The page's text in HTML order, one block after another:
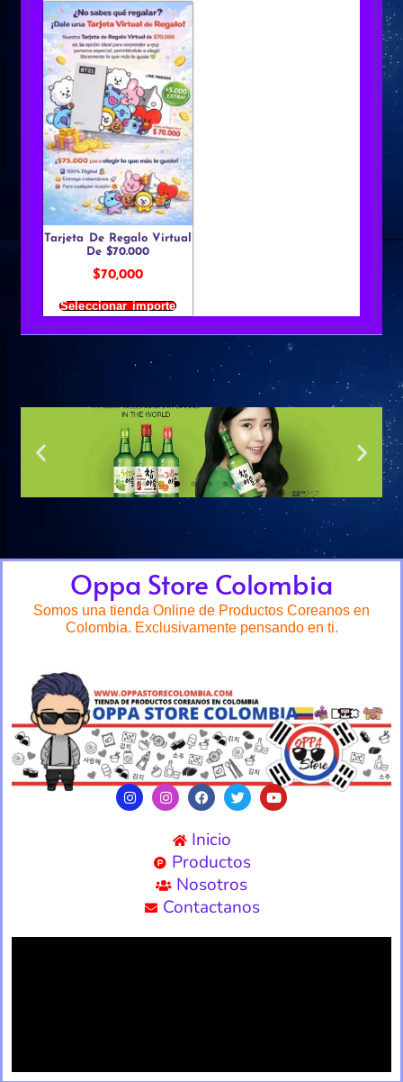
Tarjeta De Regalo Virtual
De $70.000
$70,000
Seleccionar importe
Oppa Store Colombia
Somos una tienda Online de Productos Coreanos en
Colombia. Exclusivamente pensando en ti.
Inicio
Productos
Nosotros
Contactanos